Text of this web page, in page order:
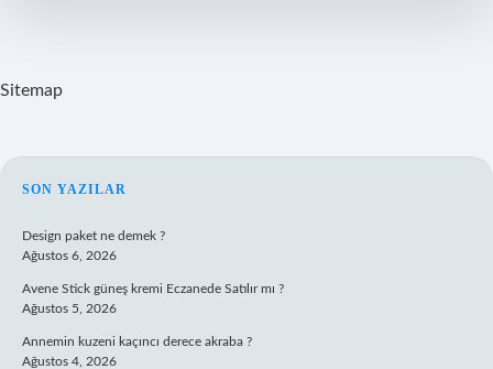
Sitemap
SIDEBAR
SON YAZILAR
Design paket ne demek ?
Ağustos 6, 2026
Avene Stick güneş kremi Eczanede Satılır mı ?
Ağustos 5, 2026
Annemin kuzeni kaçıncı derece akraba ?
Ağustos 4, 2026